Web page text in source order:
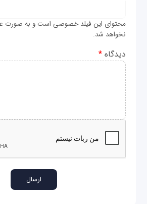
محتوای این فیلد خصوصی است و به صورت
نخواهد شد.
دیدگاه*